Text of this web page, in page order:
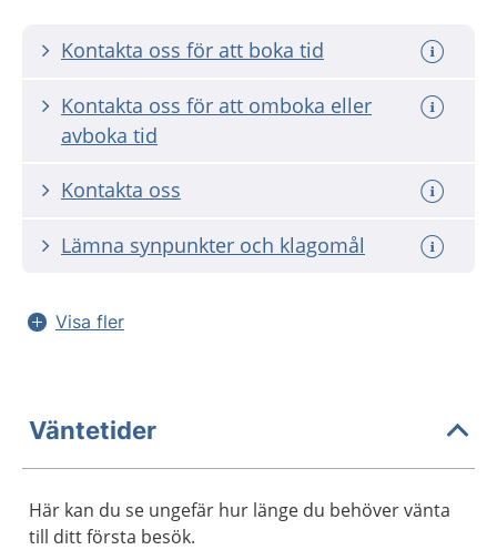
Kontakta oss för att boka tid
Kontakta oss för att omboka eller
avboka tid
Kontakta oss
Lämna synpunkter och klagomål
Visa fler
Väntetider
Här kan du se ungefär hur länge du behöver vänta
till ditt första besök.